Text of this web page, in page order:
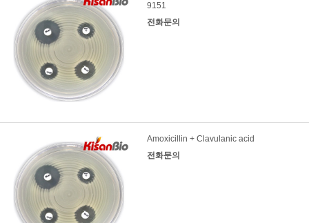
9151
전화문의
Amoxicillin + Clavulanic acid
전화문의